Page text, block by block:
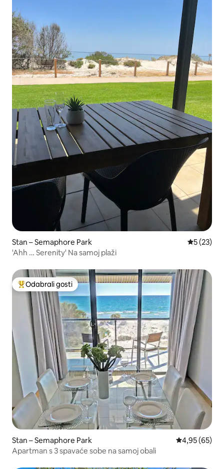
Stan – Semaphore Park Prosječna
5 (23)
'Ahh … Serenity' Na samoj plaži
Među najviše rangiranima s oznakom „Odabrali gosti”
Odabrali gosti
Stan – Semaphore Park Prosječna
4,95 (65)
Apartman s 3 spavaće sobe na samoj obali